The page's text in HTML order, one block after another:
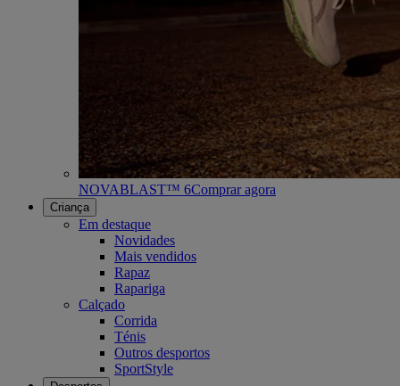
NOVABLAST™ 6Comprar agora
Criança
Em destaque
Novidades
Mais vendidos
Rapaz
Rapariga
Calçado
Corrida
Ténis
Outros desportos
SportStyle